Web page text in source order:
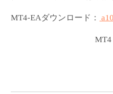
MT4-EAダウンロード：
MT4